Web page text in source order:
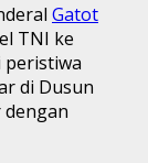
Gatot
TNI ke
di Dusun
dengan